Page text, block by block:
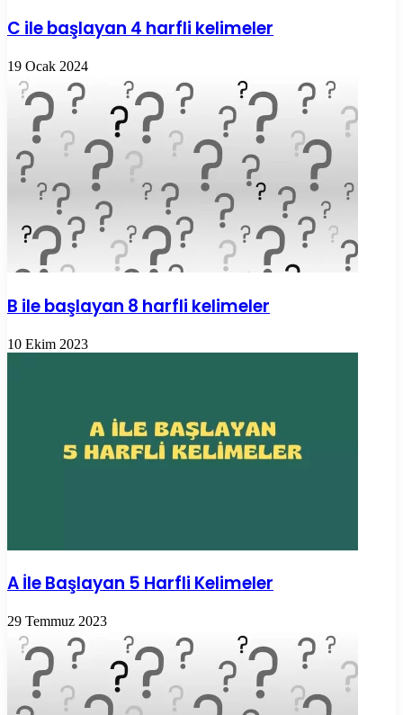
C ile başlayan 4 harfli kelimeler
19 Ocak 2024
B ile başlayan 8 harfli kelimeler
10 Ekim 2023
A İle Başlayan 5 Harfli Kelimeler
29 Temmuz 2023